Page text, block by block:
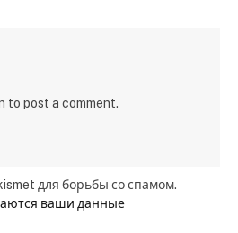
to post a comment.
для борьбы со спамом.
ваши данные